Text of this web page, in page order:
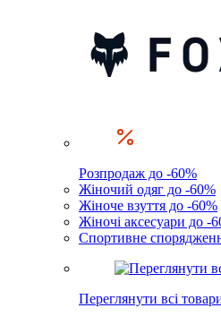
Розпродаж до -60%
Жіночий одяг до -60%
Жіноче взуття до -60%
Жіночі аксесуари до -
Спортивне
Переглянути всі